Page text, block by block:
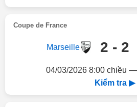
Coupe de France
Marseille 2 - 2
04/03/2026 8:00 chiều
Kiểm tra ▶